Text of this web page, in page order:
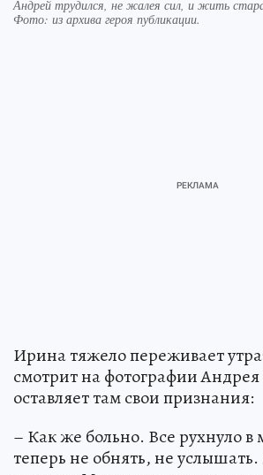
Андрей трудился, не жалея сил, и жить
Фото: из архива героя публикации.
Ирина тяжело переживает
смотрит на фотографии Андрея
оставляет там свои признания:
– Как же больно. Все рухнуло в
теперь не обнять, не